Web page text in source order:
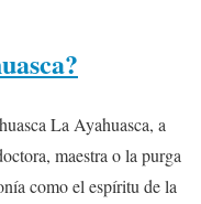
La Ayahuasca, a
maestra o la purga
como el espíritu de la